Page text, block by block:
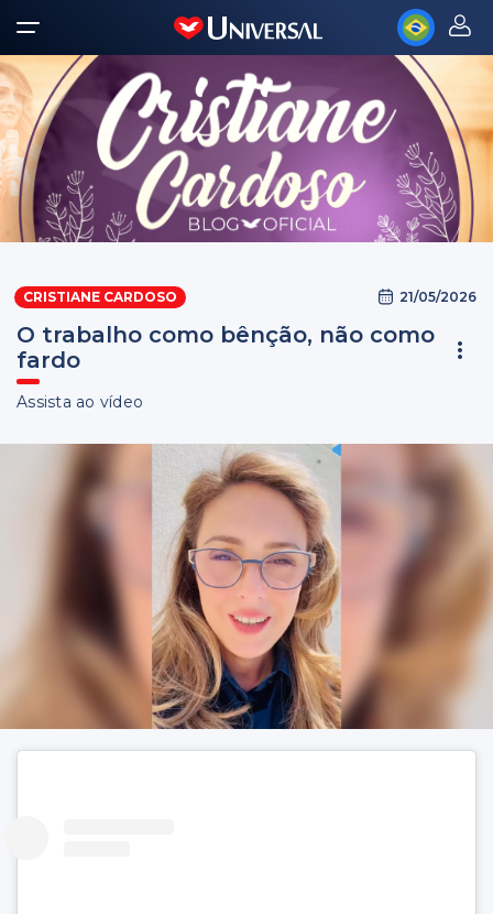
CRISTIANE CARDOSO 21/05/2026
O trabalho como bênção, não como
fardo
Assista ao vídeo